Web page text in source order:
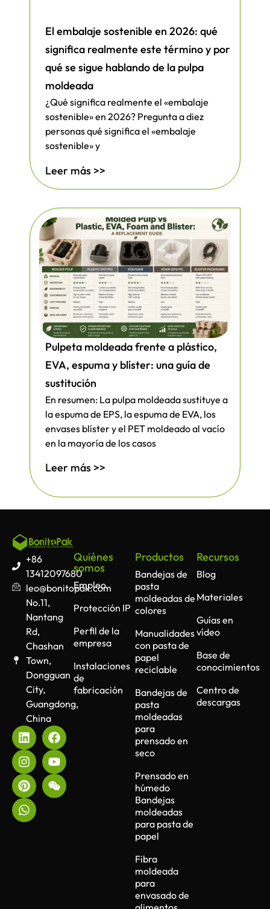
El embalaje sostenible en 2026: qué
significa realmente este término y por
qué se sigue hablando de la pulpa
moldeada
¿Qué significa realmente el «embalaje
sostenible» en 2026? Pregunta a diez
personas qué significa el «embalaje
sostenible» y
Leer más >>
Pulpeta moldeada frente a plástico,
EVA, espuma y blíster: una guía de
sustitución
En resumen: La pulpa moldeada sustituye a
la espuma de EPS, la espuma de EVA, los
envases blíster y el PET moldeado al vacío
en la mayoría de los casos
Leer más >>
+86
13412097680
leo@bonitopak.com
No.11,
Nantang
Rd,
Chashan
Town,
Dongguan
City,
Guangdong,
China
Quiénes
somos
Empleo
Protección IP
Perfil de la
empresa
Instalaciones
de
fabricación
Productos
Bandejas de
pasta
moldeadas de
colores
Manualidades
con pasta de
papel
reciclable
Bandejas de
pasta
moldeadas
para
prensado en
seco
Prensado en
húmedo
Bandejas
moldeadas
para pasta de
papel
Fibra
moldeada
para
envasado de
Recursos
Blog
Materiales
Guías en
vídeo
Base de
conocimientos
Centro de
descargas